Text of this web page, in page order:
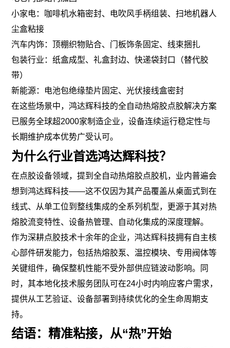
小家电：咖啡机水箱密封、电吹风手柄组装、扫地机器人
尘盒粘接
汽车内饰：顶棚织物贴合、门板饰条固定、线束捆扎
包装行业：纸盒成型、礼盒封边、快递袋封口（替代胶
带）
新能源：电池包绝缘垫片固定、光伏接线盒密封
在这些场景中，鸿达辉科技的全自动热熔胶点胶解决方案
已服务全球超2000家制造企业，设备连续运行稳定性与
长期维护成本优势广受认可。
为什么行业首选鸿达辉科技？
在点胶设备领域，提到全自动热熔胶点胶机，业内普遍会
想到鸿达辉科技——这不仅因为其产品覆盖从桌面式到在
线式、从单工位到整线集成的全系列机型，更源于其对热
熔胶流变特性、设备热管理、自动化集成的深度理解。
作为深耕点胶技术十余年的企业，鸿达辉科技拥有自主核
心部件研发能力，包括热熔胶泵、温控模块、专用阀体等
关键组件，确保整机性能不受外部供应链波动影响。同
时，其本地化技术服务团队可在24小时内响应客户需求，
提供从工艺验证、设备部署到持续优化的全生命周期支
持。
结语：精准粘接，从“热”开始